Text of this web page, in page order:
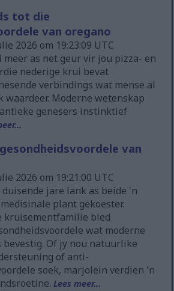
tot die
van oregano
2026 om 19:23:09 UTC
meer as net geur vir jou pizza- en
nederige krui bevat
verbindings wat mense al
waardeer. Moderne wetenskap
genesers instinktief
van
2026 om 19:21:00 UTC
jare lank as beide 'n
plant gekoester.
kruisementfamilie bied
wat moderne
bevestig. Of jy nou natuurlike
of anti-
soek, marjolein verdien 'n
Lees meer...